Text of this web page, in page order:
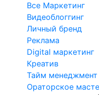
Все Маркетинг
Видеоблоггинг
Личный бренд
Реклама
Digital маркетинг
Креатив
Тайм менеджмент
Ораторское